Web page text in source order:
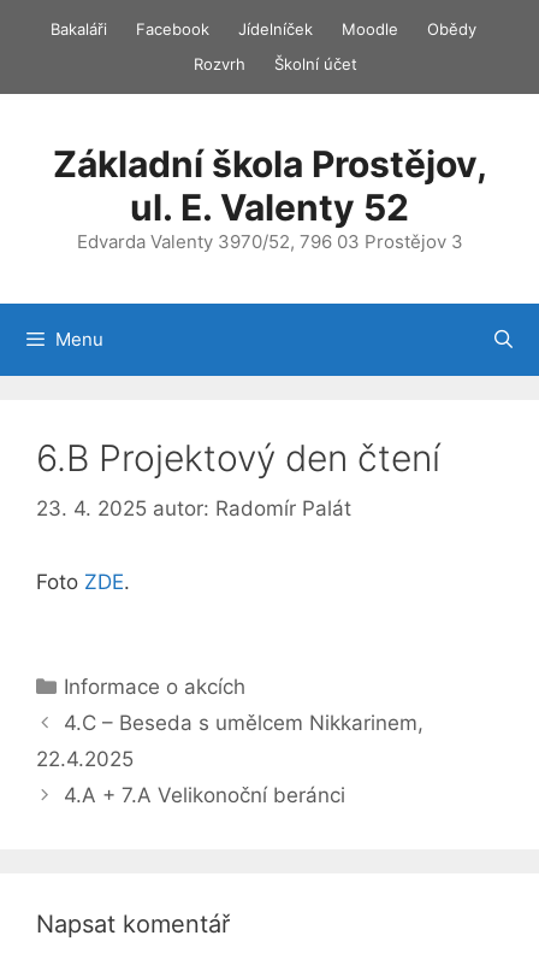
Bakaláři Facebook Jídelníček Moodle
Obědy
Rozvrh
Školní účet
Základní škola Prostějov,
ul. E. Valenty 52
Edvarda Valenty 3970/52, 796 03 Prostějov 3
Menu
6.B Projektový den čtení
23. 4. 2025 autor: Radomír Palát
Foto ZDE.
Rubriky
Informace o akcích
4.C – Beseda s umělcem Nikkarinem,
22.4.2025
4.A + 7.A Velikonoční beránci
Napsat komentář